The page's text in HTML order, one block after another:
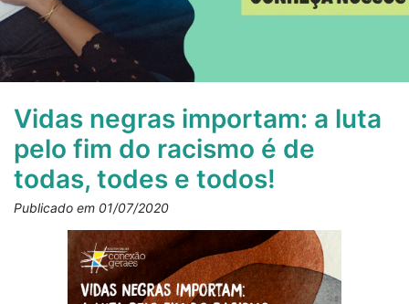
Vidas negras importam: a luta
pelo fim do racismo é de
todas, todes e todos!
Publicado em 01/07/2020